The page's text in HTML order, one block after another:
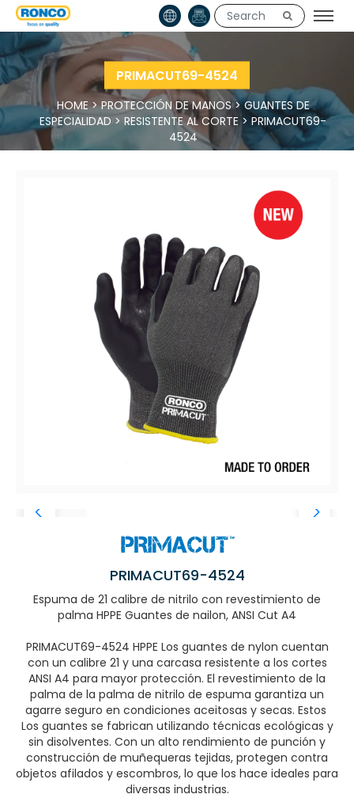
PRIMACUT69-4524
HOME>PROTECCIÓN DE MANOS>GUANTES DE
ESPECIALIDAD > RESISTENTE AL CORTE > PRIMACUT69-
4524
PRIMACUT69-4524
Espuma de 21 calibre de nitrilo con revestimiento de
palma HPPE Guantes de nailon, ANSI Cut A4
PRIMACUT69-4524 HPPE Los guantes de nylon cuentan
con un calibre 21 y una carcasa resistente a los cortes
ANSI A4 para mayor protección. El revestimiento de la
palma de la palma de nitrilo de espuma garantiza un
agarre seguro en condiciones aceitosas y secas. Estos
Los guantes se fabrican utilizando técnicas ecológicas y
sin disolventes. Con un alto rendimiento de punción y
construcción de muñequeras tejidas, protegen contra
objetos afilados y escombros, lo que los hace ideales para
diversas industrias.